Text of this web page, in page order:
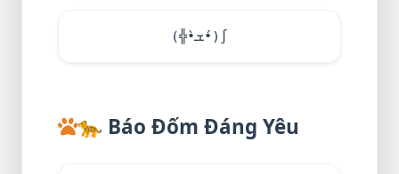
(╬•̀ܫ•́)∫
🐆 Báo Đốm Đáng Yêu